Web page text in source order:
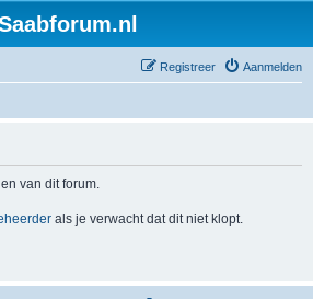
Aanmelden
Registreer
van dit forum.
als je verwacht dat dit niet klopt.